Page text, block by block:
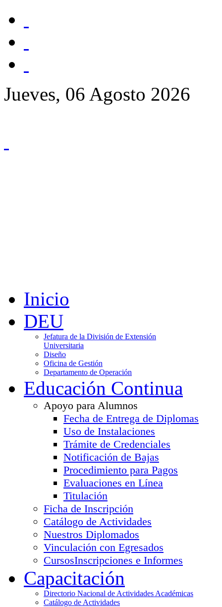
Jueves, 06 Agosto 2026
Inicio
DEU
Jefatura de la División de Extensión
Universitaria
Diseño
Oficina de Gestión
Departamento de Operación
Educación Continua
Apoyo para Alumnos
Fecha de Entrega de Diplomas
Uso de Instalaciones
Trámite de Credenciales
Notificación de Bajas
Procedimiento para Pagos
Evaluaciones en Línea
Titulación
Ficha de Inscripción
Catálogo de Actividades
Nuestros Diplomados
Vinculación con Egresados
CursosInscripciones e Informes
Capacitación
Directorio Nacional de Actividades Académicas
Catálogo de Actividades